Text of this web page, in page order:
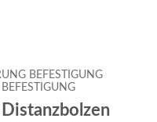
BEFESTIGUNG
BEFESTIGUNG